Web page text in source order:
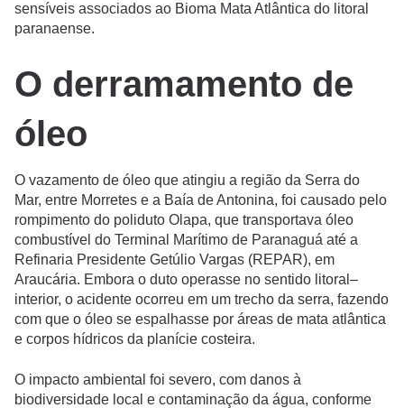
sensíveis associados ao Bioma Mata Atlântica do litoral
paranaense.
O derramamento de
óleo
O vazamento de óleo que atingiu a região da Serra do
Mar, entre Morretes e a Baía de Antonina, foi causado pelo
rompimento do poliduto Olapa, que transportava óleo
combustível do Terminal Marítimo de Paranaguá até a
Refinaria Presidente Getúlio Vargas (REPAR), em
Araucária. Embora o duto operasse no sentido litoral–
interior, o acidente ocorreu em um trecho da serra, fazendo
com que o óleo se espalhasse por áreas de mata atlântica
e corpos hídricos da planície costeira.
O impacto ambiental foi severo, com danos à
biodiversidade local e contaminação da água, conforme